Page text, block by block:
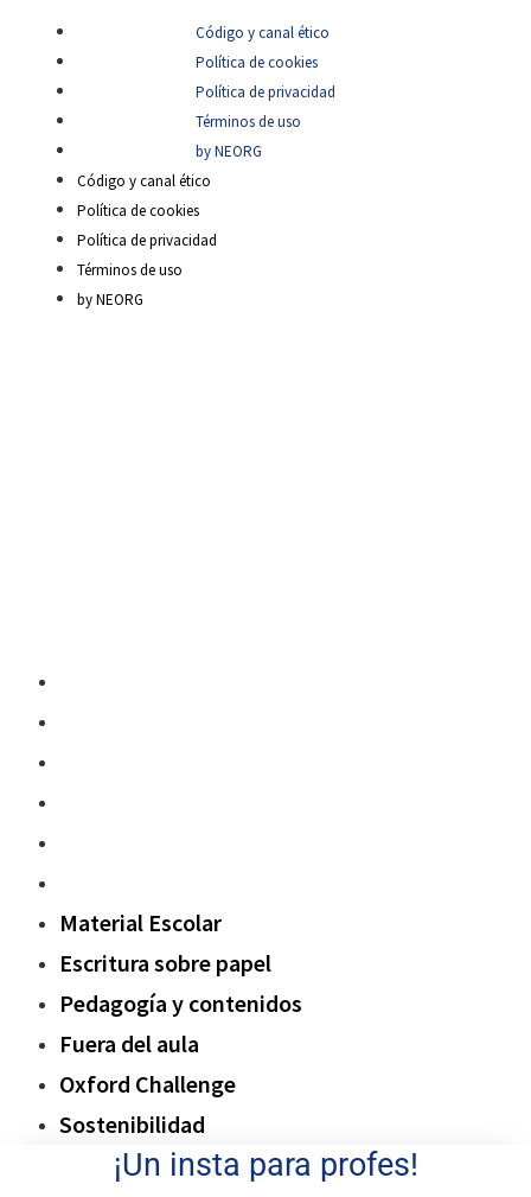
Código y canal ético
Política de cookies
Política de privacidad
Términos de uso
by NEORG
Código y canal ético
Política de cookies
Política de privacidad
Términos de uso
by NEORG
Material Escolar
Escritura sobre papel
Pedagogía y contenidos
Fuera del aula
Oxford Challenge
Sostenibilidad
¡Un insta para profes!